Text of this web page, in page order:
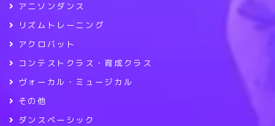
アニソンダンス
リズムトレーニング
アクロバット
コンテストクラス・育成クラス
ヴォーカル・ミュージカル
その他
ダンスベーシック